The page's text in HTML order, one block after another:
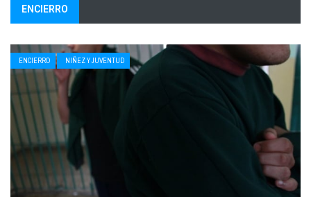
ENCIERRO
ENCIERRO NIÑEZ Y JUVENTUD